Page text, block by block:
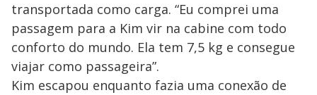
transportada como carga. “Eu comprei uma
passagem para a Kim vir na cabine com todo
conforto do mundo. Ela tem 7,5 kg e consegue
viajar como passageira”.
Kim escapou enquanto fazia uma conexão de